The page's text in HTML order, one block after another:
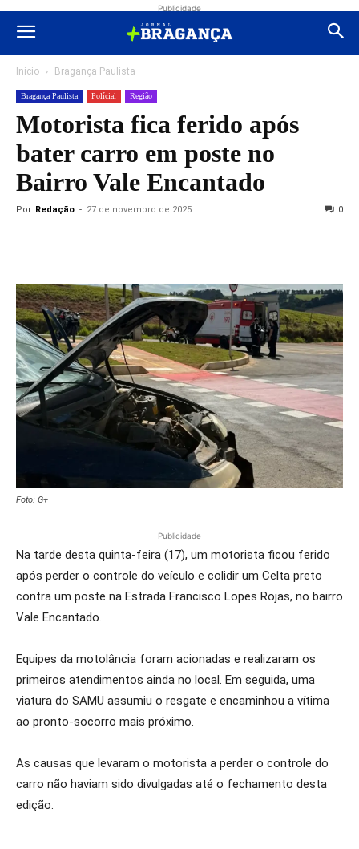
Publicidade
Início Bragança Paulista
Bragança Paulista Polícial Região
Motorista fica ferido após
bater carro em poste no
Bairro Vale Encantado
Por Redação - 27 de novembro de 2025 0
Foto: G+
Publicidade
Na tarde desta quinta-feira (17), um motorista ficou ferido
após perder o controle do veículo e colidir um Celta preto
contra um poste na Estrada Francisco Lopes Rojas, no bairro
Vale Encantado.
Equipes da motolância foram acionadas e realizaram os
primeiros atendimentos ainda no local. Em seguida, uma
viatura do SAMU assumiu o resgate e encaminhou a vítima
ao pronto-socorro mais próximo.
As causas que levaram o motorista a perder o controle do
carro não haviam sido divulgadas até o fechamento desta
edição.